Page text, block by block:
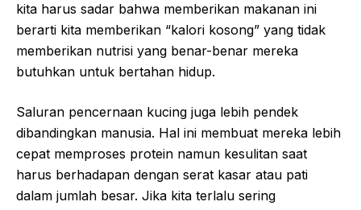
kita harus sadar bahwa memberikan makanan ini
berarti kita memberikan “kalori kosong” yang tidak
memberikan nutrisi yang benar-benar mereka
butuhkan untuk bertahan hidup.
Saluran pencernaan kucing juga lebih pendek
dibandingkan manusia. Hal ini membuat mereka lebih
cepat memproses protein namun kesulitan saat
harus berhadapan dengan serat kasar atau pati
dalam jumlah besar. Jika kita terlalu sering